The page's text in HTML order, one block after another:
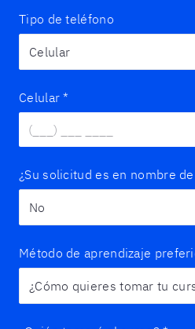
Tipo de teléfono
Celular *
¿Su solicitud es en nombre
Método de aprendizaje